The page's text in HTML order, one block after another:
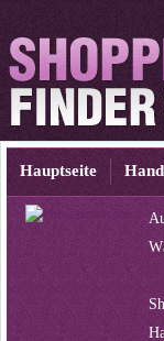
Hauptseite